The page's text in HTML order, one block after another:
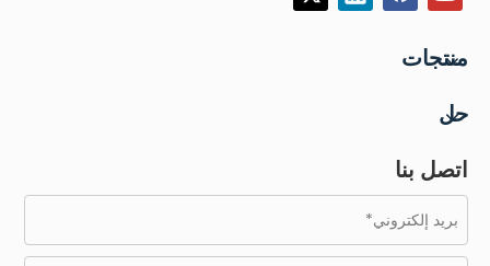
منتجات
حل
اتصل بنا